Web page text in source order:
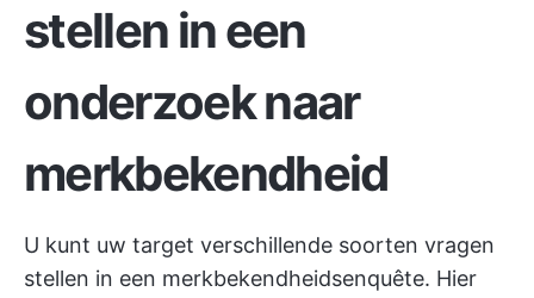
stellen in een
onderzoek naar
merkbekendheid
U kunt uw target verschillende soorten vragen
stellen in een merkbekendheidsenquête. Hier